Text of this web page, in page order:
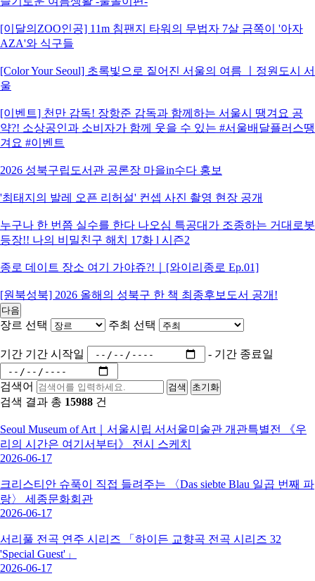
[이달의ZOO인공] 11m 침팬지 타워의 무법자 7살 금쪽이 '아자
AZA'와 식구들
[Color Your Seoul] 초록빛으로 짙어진 서울의 여름 ㅣ정원도시 서
울
[이벤트] 천만 감독! 장항준 감독과 함께하는 서울시 땡겨요 공
약?! 소상공인과 소비자가 함께 웃을 수 있는 #서울배달플러스땡
겨요 #이벤트
2026 성북구립도서관 공론장 마을in수다 홍보
'최태지의 발레 오픈 리허설' 컨셉 사진 촬영 현장 공개
누구나 한 번쯤 실수를 한다 나오심 특공대가 조종하는 거대로봇
등장!! 나의 비밀친구 해치 17화 l 시즌2
종로 데이트 장소 여기 가야쥬?!｜[와이리종로 Ep.01]
[원북성북] 2026 올해의 성북구 한 책 최종후보도서 공개!
다음
장르 선택 주최 선택
기간 기간 시작일 - 기간 종료일
검색어 검색 초기화
검색 결과 총 15988 건
Seoul Museum of Art｜서울시립 서서울미술관 개관특별전 《우
리의 시간은 여기서부터》 전시 스케치
2026-06-17
크리스티안 슈푹이 직접 들려주는 〈Das siebte Blau 일곱 번째 파
랑〉 세종문화회관
2026-06-17
서리풀 전곡 연주 시리즈 「하이든 교향곡 전곡 시리즈 32
'Special Guest'」
2026-06-17